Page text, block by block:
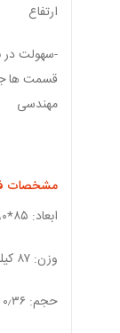
ارتفاع
-سهولت در
قسمت ها
مهندسی
مشخصات
ابعاد: ۸۵*۹۰*۴۰ سانتی متر
وزن: ۸۷ کیلو گرم
حجم: ۰٫۳۶ متر مکعب